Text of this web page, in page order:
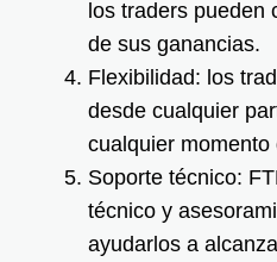
los traders pueden
de sus ganancias.
Flexibilidad: los
desde cualquier
cualquier momento
Soporte técnico:
técnico y
ayudarlos a